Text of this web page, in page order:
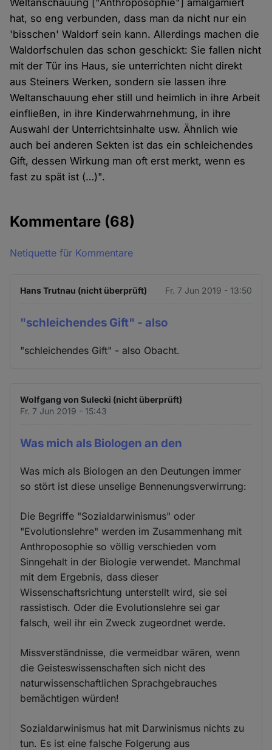
Weltanschauung ["Anthroposophie"] amalgamiert
hat, so eng verbunden, dass man da nicht nur ein
'bisschen' Waldorf sein kann. Allerdings machen die
Waldorfschulen das schon geschickt: Sie fallen nicht
mit der Tür ins Haus, sie unterrichten nicht direkt
aus Steiners Werken, sondern sie lassen ihre
Weltanschauung eher still und heimlich in ihre Arbeit
einfließen, in ihre Kinderwahrnehmung, in ihre
Auswahl der Unterrichtsinhalte usw. Ähnlich wie
auch bei anderen Sekten ist das ein schleichendes
Gift, dessen Wirkung man oft erst merkt, wenn es
fast zu spät ist (…)".
Kommentare (68)
Netiquette für Kommentare
Hans Trutnau (nicht überprüft) Fr. 7 Jun 2019 - 13:50
"schleichendes Gift" - also
"schleichendes Gift" - also Obacht.
Wolfgang von Sulecki (nicht überprüft)
Fr. 7 Jun 2019 - 15:43
Was mich als Biologen an den
Was mich als Biologen an den Deutungen immer
so stört ist diese unselige Bennenungsverwirrung:
Die Begriffe "Sozialdarwinismus" oder
"Evolutionslehre" werden im Zusammenhang mit
Anthroposophie so völlig verschieden vom
Sinngehalt in der Biologie verwendet. Manchmal
mit dem Ergebnis, dass dieser
Wissenschaftsrichtung unterstellt wird, sie sei
rassistisch. Oder die Evolutionslehre sei gar
falsch, weil ihr ein Zweck zugeordnet werde.
Missverständnisse, die vermeidbar wären, wenn
die Geisteswissenschaften sich nicht des
naturwissenschaftlichen Sprachgebrauches
bemächtigen würden!
Sozialdarwinismus hat mit Darwinismus nichts zu
tun. Es ist eine falsche Folgerung aus